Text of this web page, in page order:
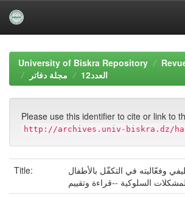
navigationUniversity of Biskra Repository
مجلة دفاتر
العدد12
Please use this identifier to cite or link to
http://archives.univ-biskra.dz/
Title:
وفعّاليته في التكفّل بالأطفال
السلوكية --قراءة وتقييم